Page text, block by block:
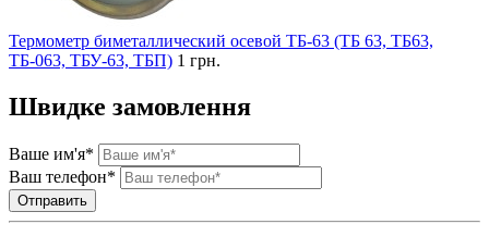
Термометр биметаллический осевой ТБ-63 (ТБ 63, ТБ63,
ТБ-063, ТБУ-63, ТБП) 1 грн.
Швидке замовлення
Ваше им'я*
Ваш телефон*